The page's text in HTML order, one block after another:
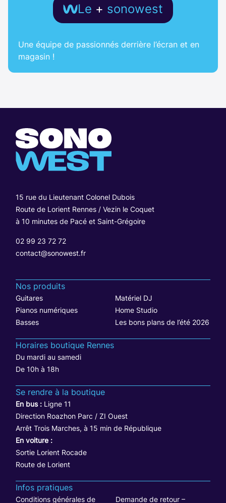
Le + sonowest
Une équipe de passionnés derrière l’écran et en
magasin !
15 rue du Lieutenant Colonel Dubois
Route de Lorient Rennes / Vezin le Coquet
à 10 minutes de Pacé et Saint-Grégoire
02 99 23 72 72
contact@sonowest.fr
Nos produits
Guitares
Matériel DJ
Pianos numériques
Home Studio
Basses
Les bons plans de l’été 2026
Horaires boutique Rennes
Du mardi au samedi
De 10h à 18h
Se rendre à la boutique
En bus : Ligne 11
Direction Roazhon Parc / ZI Ouest
Arrêt Trois Marches, à 15 min de République
En voiture :
Sortie Lorient Rocade
Route de Lorient
Infos pratiques
Conditions générales de Demande de retour –